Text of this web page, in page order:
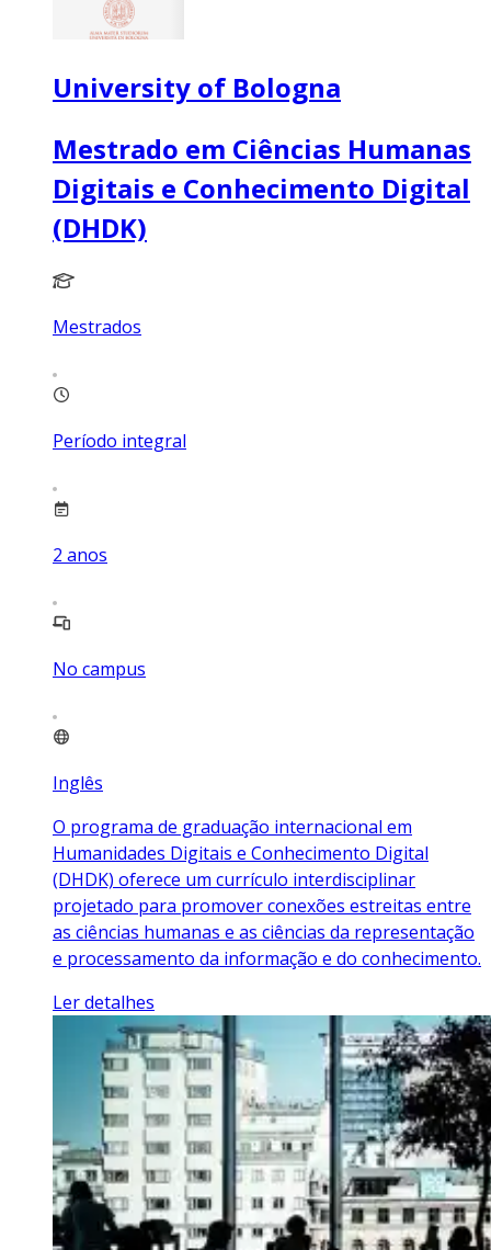
University of Bologna
Mestrado em Ciências Humanas
Digitais e Conhecimento Digital
(DHDK)
Mestrados
Período integral
2 anos
No campus
Inglês
O programa de graduação internacional em
Humanidades Digitais e Conhecimento Digital
(DHDK) oferece um currículo interdisciplinar
projetado para promover conexões estreitas entre
as ciências humanas e as ciências da representação
e processamento da informação e do conhecimento.
Ler detalhes